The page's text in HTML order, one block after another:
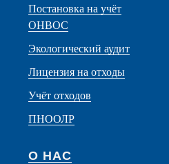
Постановка на учёт
ОНВОС
Экологический аудит
Лицензия на отходы
Учёт отходов
ПНООЛР
О НАС